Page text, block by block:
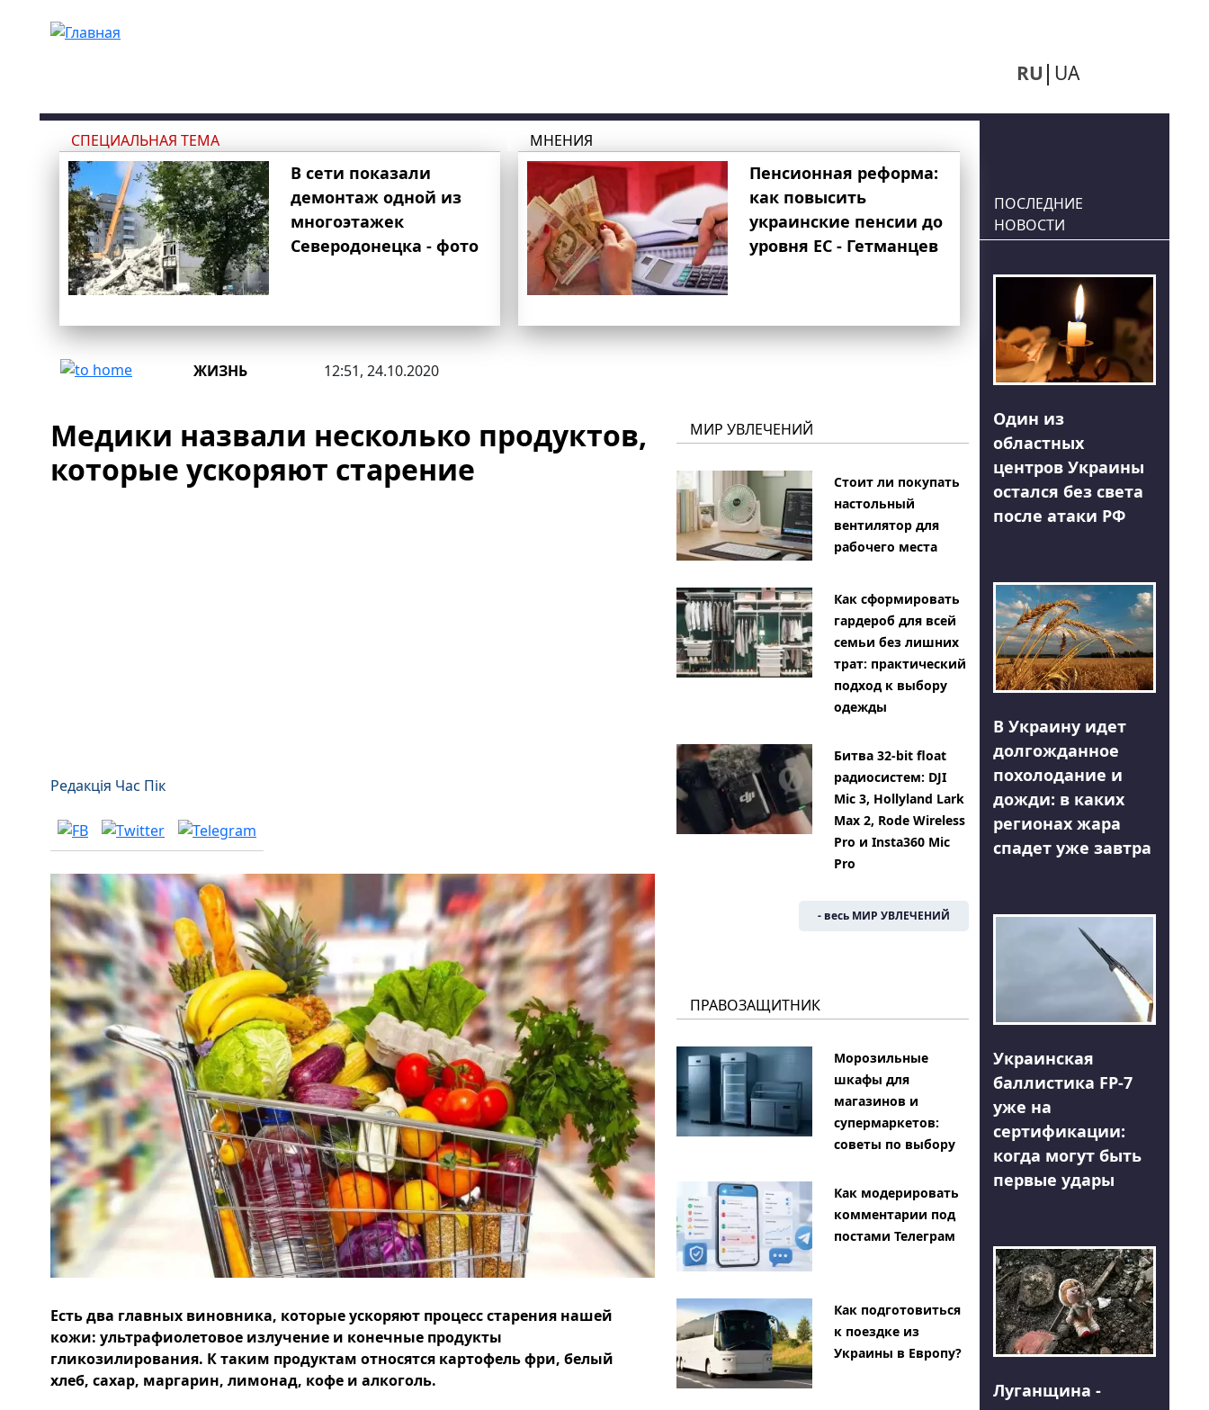
RU UA
СПЕЦИАЛЬНАЯ ТЕМА
В сети показали
демонтаж одной из
многоэтажек
Северодонецка - фото
МНЕНИЯ
Пенсионная реформа:
как повысить
украинские пенсии до
уровня ЕС - Гетманцев
ЖИЗНЬ 12:51, 24.10.2020
Медики назвали несколько продуктов,
которые ускоряют старение
Редакція Час Пік
Есть два главных виновника, которые ускоряют процесс старения нашей
кожи: ультрафиолетовое излучение и конечные продукты
гликозилирования. К таким продуктам относятся картофель фри, белый
хлеб, сахар, маргарин, лимонад, кофе и алкоголь.
МИР УВЛЕЧЕНИЙ
Стоит ли покупать
настольный
вентилятор для
рабочего места
Как сформировать
гардероб для всей
семьи без лишних
трат: практический
подход к выбору
одежды
Битва 32-bit float
радиосистем: DJI
Mic 3, Hollyland Lark
Max 2, Rode Wireless
Pro и Insta360 Mic
Pro
- весь МИР УВЛЕЧЕНИЙ
ПРАВОЗАЩИТНИК
Морозильные
шкафы для
магазинов и
супермаркетов:
советы по выбору
Как модерировать
комментарии под
постами Телеграм
Как подготовиться
к поездке из
Украины в Европу?
ПОСЛЕДНИЕ
НОВОСТИ
Один из
областных
центров Украины
остался без света
после атаки РФ
В Украину идет
долгожданное
похолодание и
дожди: в каких
регионах жара
спадет уже завтра
Украинская
баллистика FP-7
уже на
сертификации:
когда могут быть
первые удары
Луганщина -